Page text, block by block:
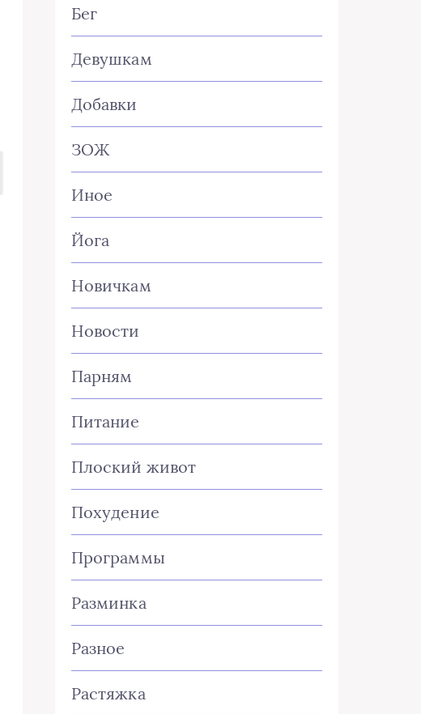
Бег
Девушкам
Добавки
ЗОЖ
Иное
Йога
Новичкам
Новости
Парням
Питание
Плоский живот
Похудение
Программы
Разминка
Разное
Растяжка